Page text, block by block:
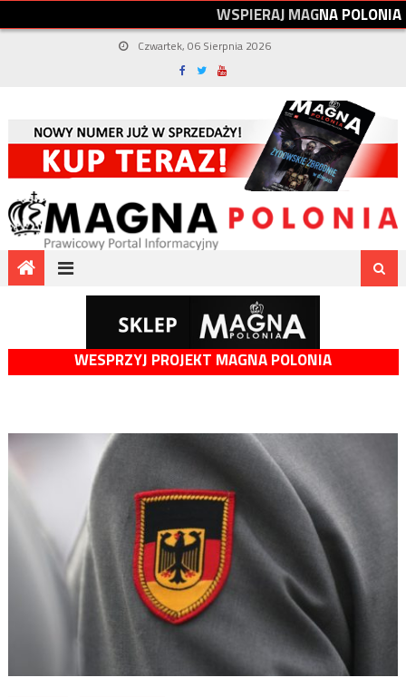
WSPIERAJMAGNAPOLONIA
Czwartek, 06 Sierpnia 2026
WESPRZYJ PROJEKT MAGNA POLONIA